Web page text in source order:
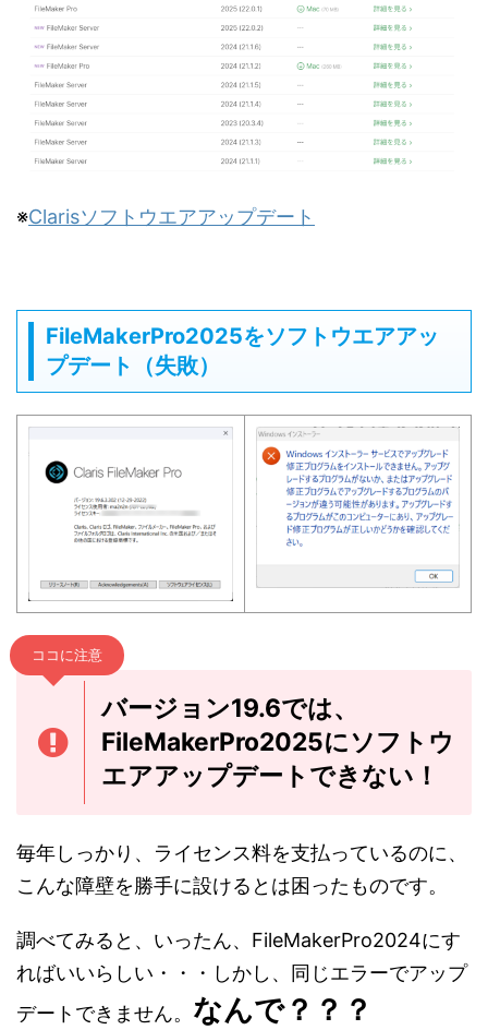
※Clarisソフトウエアアップデート
FileMakerPro2025をソフトウエアアッ
プデート（失敗）
ココに注意
バージョン19.6では、
FileMakerPro2025にソフトウ
エアアップデートできない！
毎年しっかり、ライセンス料を支払っているのに、
こんな障壁を勝手に設けるとは困ったものです。
調べてみると、いったん、FileMakerPro2024にす
ればいいらしい・・・しかし、同じエラーでアップ
デートできません。 なんで？？？